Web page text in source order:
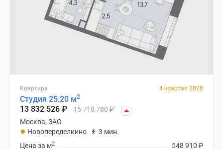
Квартира 4 квартал 2028
Студия 25.20 м2
13 832 526 ₽ 15 718 780₽
Москва, ЗАО
Новопеределкино
3 мин.
548 910 ₽
Цена за м2